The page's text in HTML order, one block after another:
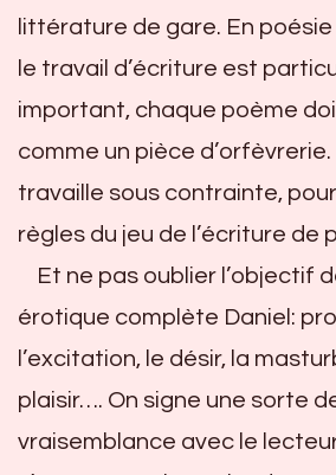
littérature de gare. En
le travail d’écriture est
important, chaque poème
comme un pièce
travaille sous contrainte,
règles du jeu de l’écriture de
Et ne pas oublier l’objectif
érotique complète Daniel:
l’excitation, le désir, la
plaisir…. On signe une sorte
vraisemblance avec le